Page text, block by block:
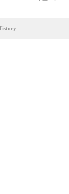
습득이 필수적입
비즈링 시장은 급